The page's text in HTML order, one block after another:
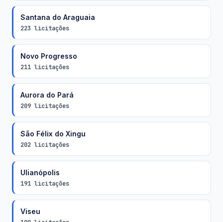
Santana do Araguaia
223 licitações
Novo Progresso
211 licitações
Aurora do Pará
209 licitações
São Félix do Xingu
202 licitações
Ulianópolis
191 licitações
Viseu